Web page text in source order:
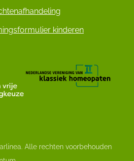
kinderen
Alle rechten voorbehouden